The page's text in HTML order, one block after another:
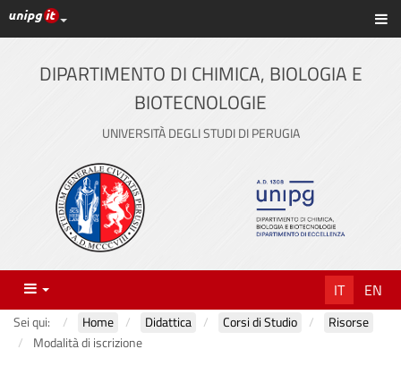
Vai
al
contenuto
principale
Link ai principali servizi web di Ateneo
DIPARTIMENTO DI CHIMICA, BIOLOGIA E
BIOTECNOLOGIE
UNIVERSITÀ DEGLI STUDI DI PERUGIA
Menu IT EN
Sei qui: Home Didattica Corsi di Studio
Risorse
Modalità di iscrizione